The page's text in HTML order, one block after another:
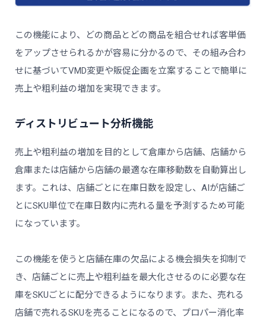
この機能により、どの商品とどの商品を組合せれば客単価
をアップさせられるかが容易に分かるので、その組み合わ
せに基づいてVMD変更や販促企画を立案することで簡単に
売上や粗利益の増加を実現できます。
ディストリビュート分析機能
売上や粗利益の増加を目的として倉庫から店舗、店舗から
倉庫または店舗から店舗の最適な在庫移動数を自動算出し
ます。これは、店舗ごとに在庫日数を設定し、AIが店舗ご
とにSKU単位で在庫日数内に売れる量を予測するため可能
になっています。
この機能を使うと店舗在庫の欠品による機会損失を抑制で
き、店舗ごとに売上や粗利益を最大化させるのに必要な在
庫をSKUごとに配分できるようになります。また、売れる
店舗で売れるSKUを売ることになるので、プロパー消化率